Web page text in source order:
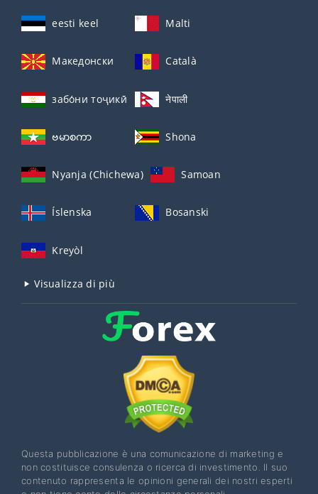
eesti keel Malti
Македонски Català
забо́ни тоҷикӣ́ नेपाली
ဗမာစကာ Shona
Nyanja (Chichewa) Samoan
Íslenska Bosanski
Kreyòl
Visualizza di più
Questa pubblicazione è una comunicazione di marketing e
non costituisce consulenza o ricerca di investimento. Il suo
contenuto rappresenta le opinioni generali dei nostri esperti